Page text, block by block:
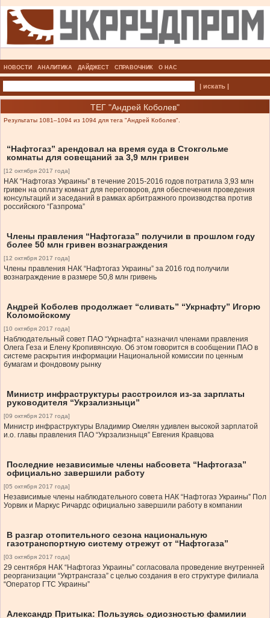
НОВОСТИ АНАЛИТИКА ДАЙДЖЕСТ СПРАВОЧНИК О НАС
| искать |
ТЕГ "Андрей Коболев"
Результаты 1081–1094 из 1094 для тега "Андрей Коболев".
“Нафтогаз” арендовал на время суда в Стокгольме
комнаты для совещаний за 3,9 млн гривен
[12 октября 2017 года]
НАК “Нафтогаз Украины” в течение 2015-2016 годов потратила 3,93 млн
гривен на оплату комнат для переговоров, для обеспечения проведения
консультаций и заседаний в рамках арбитражного производства против
российского “Газпрома”
Члены правления “Нафтогаза” получили в прошлом году
более 50 млн гривен вознаграждения
[12 октября 2017 года]
Члены правления НАК “Нафтогаз Украины” за 2016 год получили
вознаграждение в размере 50,8 млн гривень
Андрей Коболев продолжает “сливать” “Укрнафту” Игорю
Коломойскому
[10 октября 2017 года]
Наблюдательный совет ПАО “Укрнафта” назначил членами правления
Олега Геза и Елену Кропивянскую. Об этом говорится в сообщении ПАО в
системе раскрытия информации Национальной комиссии по ценным
бумагам и фондовому рынку
Министр инфраструктуры расстроился из-за зарплаты
руководителя “Укрзализныци”
[09 октября 2017 года]
Министр инфраструктуры Владимир Омелян удивлен высокой зарплатой
и.о. главы правления ПАО “Укрзализныця” Евгения Кравцова
Последние независимые члены набсовета “Нафтогаза”
официально завершили работу
[05 октября 2017 года]
Независимые члены наблюдательного совета НАК “Нафтогаз Украины” Пол
Уорвик и Маркус Ричардс официально завершили работу в компании
В разгар отопительного сезона национальную
газотранспортную систему отрежут от “Нафтогаза”
[03 октября 2017 года]
29 сентября НАК “Нафтогаз Украины” согласовала проведение внутренней
реорганизации “Укртрансгаза” с целью создания в его структуре филиала
“Оператор ГТС Украины”
Александр Притыка: Пользуясь одиозностью фамилии